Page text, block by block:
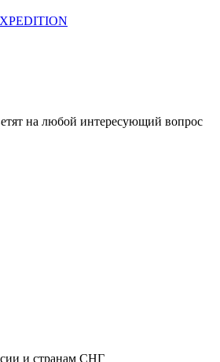
на любой интересующий вопрос
и странам СНГ